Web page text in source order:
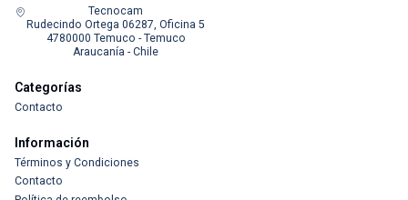
Tecnocam
Rudecindo Ortega 06287, Oficina 5
4780000 Temuco - Temuco
Araucanía - Chile
Categorías
Contacto
Información
Términos y Condiciones
Contacto